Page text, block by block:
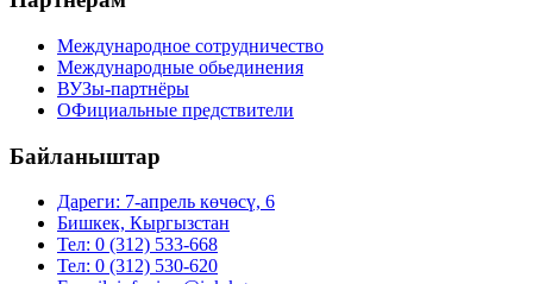
Международное сотрудничество
Международные обьединения
ВУЗы-партнёры
ОФициальные предствители
Байланыштар
Дареги: 7-апрель көчөсү, 6
Бишкек, Кыргызстан
Тел: 0 (312) 533-668
Тел: 0 (312) 530-620